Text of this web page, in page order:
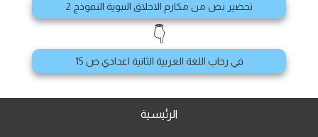
تحضير نص من مكارم الاخلاق النبوية النموذج 2
👇
في رحاب اللغة العربية الثانية اعدادي ص 15
الرئيسية